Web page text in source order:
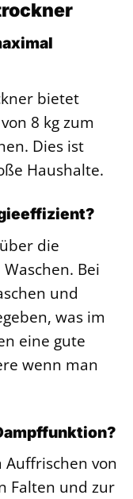
bietet
8 kg zum
Dies ist
Haushalte.
die
Bei
und
was im
eine gute
wenn man
von
Falten und zur